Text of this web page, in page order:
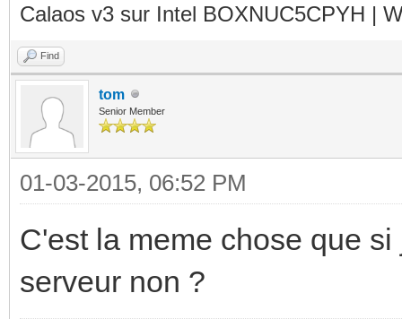
Calaos v3 sur Intel BOXNUC5CPYH |
Find
tom
Senior Member
01-03-2015, 06:52 PM
C'est la meme chose que
serveur non ?